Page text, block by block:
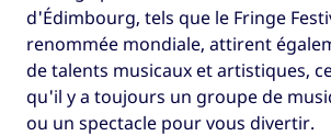
d'Édimbourg, tels que le Fringe
renommée mondiale, attirent
de talents musicaux et artistiques,
qu'il y a toujours un groupe de
ou un spectacle pour vous divertir.